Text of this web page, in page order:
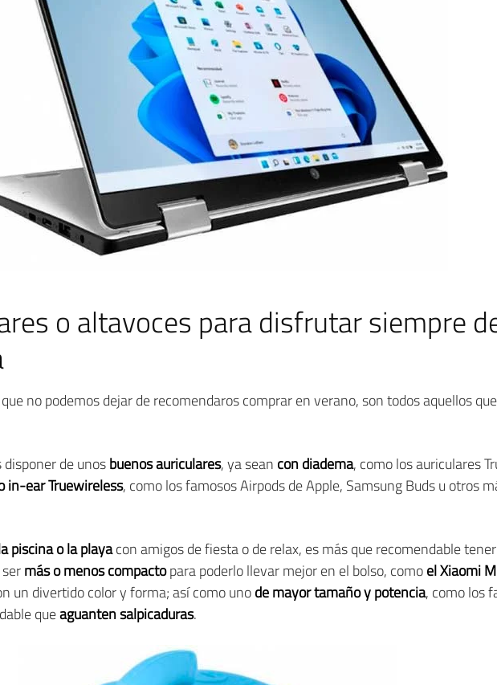
o altavoces para disfrutar siempre
no podemos dejar de recomendaros comprar en verano, son todos aquellos
de unosbuenos auriculares, ya sean con diadema, como los auriculares
in-ear Truewireless, como los famosos Airpods de Apple, Samsung Buds u otros
piscina o la playacon amigos de fiesta o de relax, es más que recomendable
más o menos compactopara poderlo llevar mejor en el bolso, comoel Xiaomi
un divertido color y forma; así como unode mayor tamaño y potencia, como los
queaguanten salpicaduras.